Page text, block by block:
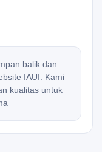
balik dan
IAUI. Kami
kualitas untuk